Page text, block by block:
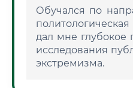
Обучался по
дал мне глубокое
исследования
экстремизма.